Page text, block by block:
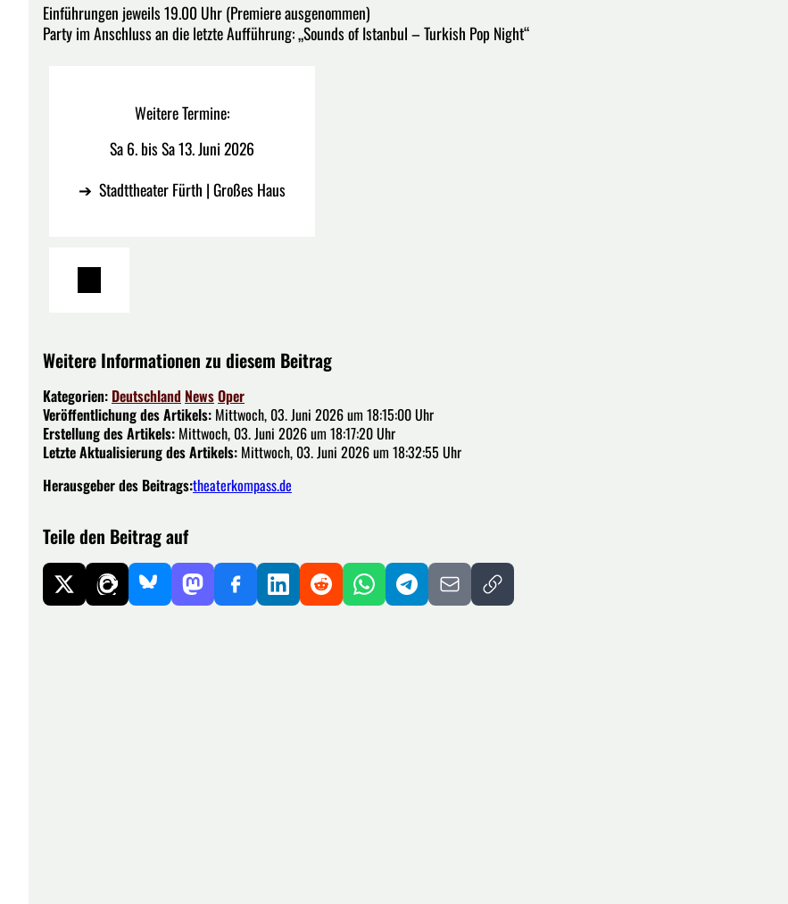
Einführungen jeweils 19.00 Uhr (Premiere ausgenommen)
Party im Anschluss an die letzte Aufführung: „Sounds of Istanbul – Turkish Pop Night“
Weitere Termine:
Sa 6. bis Sa 13. Juni 2026
➔ Stadttheater Fürth | Großes Haus
Weitere Informationen zu diesem Beitrag
Kategorien: Deutschland NewsOper
Veröffentlichung des Artikels: Mittwoch, 03. Juni 2026 um 18:15:00 Uhr
Erstellung des Artikels: Mittwoch, 03. Juni 2026 um 18:17:20 Uhr
Letzte Aktualisierung des Artikels: Mittwoch, 03. Juni 2026 um 18:32:55 Uhr
Herausgeber des Beitrags:theaterkompass.de
Teile den Beitrag auf